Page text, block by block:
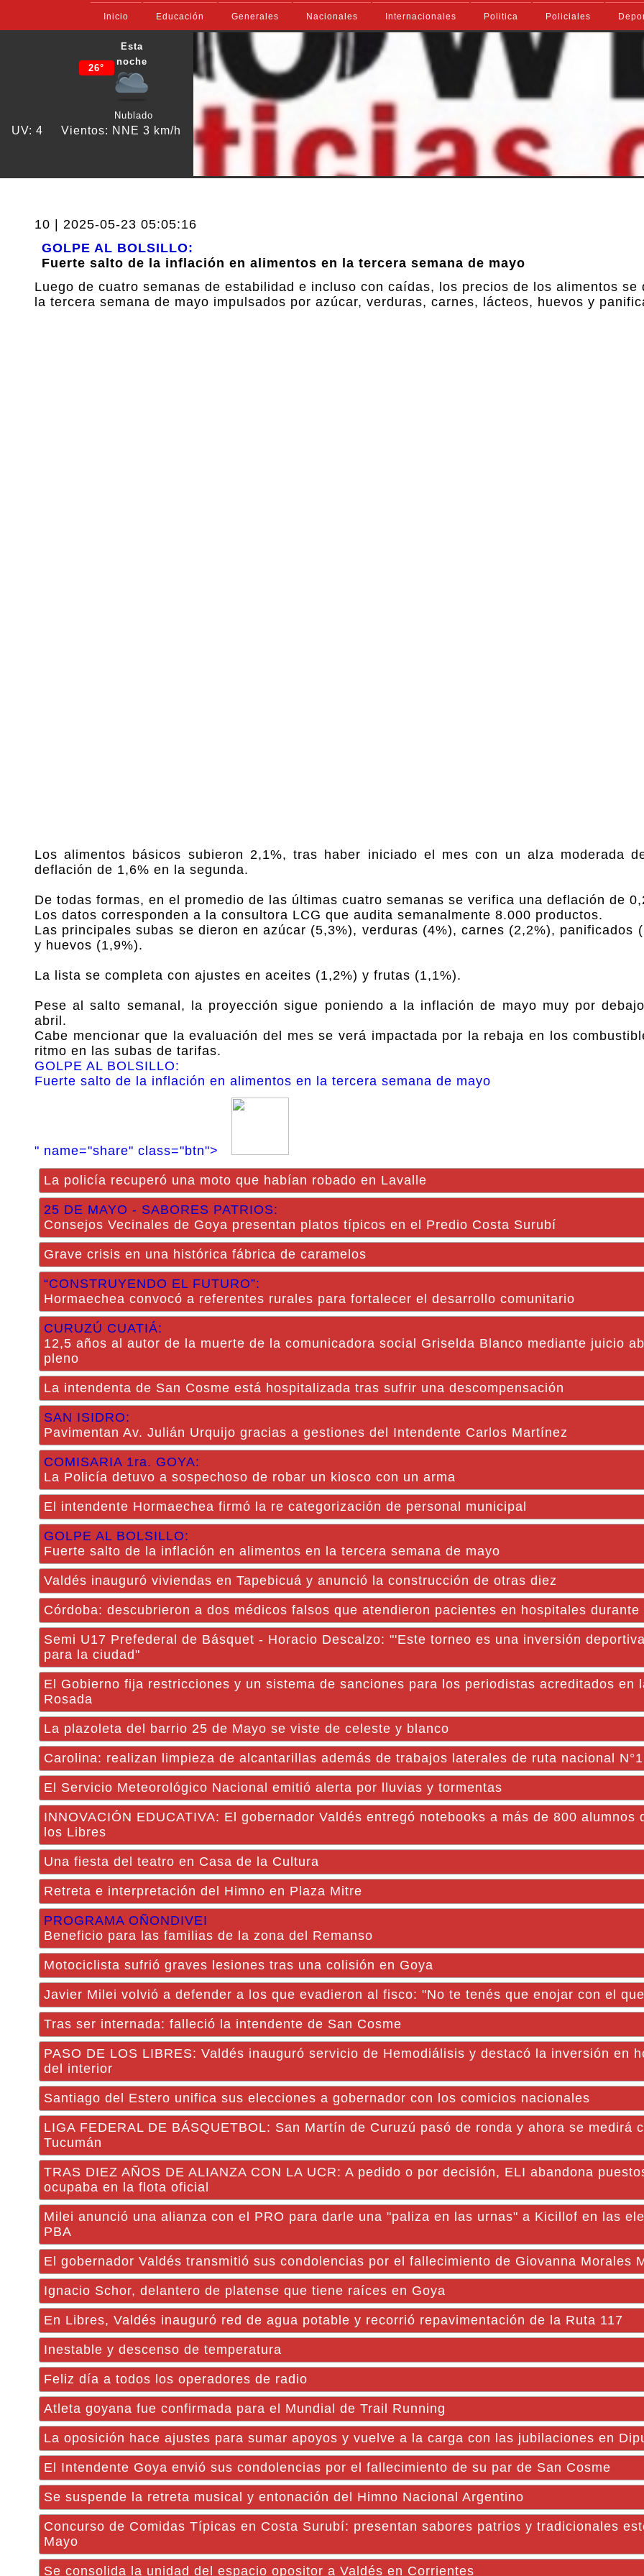
Inicio Educación Generales Nacionales Internacionales Politica Policiales
26°
Esta
noche
Nublado
UV: 4 Vientos: NNE 3 km/h
10 | 2025-05-23 05:05:16
GOLPE AL BOLSILLO:
Fuerte salto de la inflación en alimentos en la tercera semana de mayo
Luego de cuatro semanas de estabilidad e incluso con caídas, los precios de los alimentos se
la tercera semana de mayo impulsados por azúcar, verduras, carnes, lácteos, huevos y
Los alimentos básicos subieron 2,1%, tras haber iniciado el mes con un alza moderada
deflación de 1,6% en la segunda.
De todas formas, en el promedio de las últimas cuatro semanas se verifica una deflación de
Los datos corresponden a la consultora LCG que audita semanalmente 8.000 productos.
Las principales subas se dieron en azúcar (5,3%), verduras (4%), carnes (2,2%), panificados
y huevos (1,9%).
La lista se completa con ajustes en aceites (1,2%) y frutas (1,1%).
Pese al salto semanal, la proyección sigue poniendo a la inflación de mayo muy por
abril.
Cabe mencionar que la evaluación del mes se verá impactada por la rebaja en los
ritmo en las subas de tarifas.
GOLPE AL BOLSILLO:
Fuerte salto de la inflación en alimentos en la tercera semana de mayo
" name="share" class="btn">
La policía recuperó una moto que habían robado en Lavalle
25 DE MAYO - SABORES PATRIOS:
Consejos Vecinales de Goya presentan platos típicos en el Predio Costa Surubí
Grave crisis en una histórica fábrica de caramelos
“CONSTRUYENDO EL FUTURO”:
Hormaechea convocó a referentes rurales para fortalecer el desarrollo comunitario
CURUZÚ CUATIÁ:
12,5 años al autor de la muerte de la comunicadora social Griselda Blanco mediante juicio
pleno
La intendenta de San Cosme está hospitalizada tras sufrir una descompensación
SAN ISIDRO:
Pavimentan Av. Julián Urquijo gracias a gestiones del Intendente Carlos Martínez
COMISARIA 1ra. GOYA:
La Policía detuvo a sospechoso de robar un kiosco con un arma
El intendente Hormaechea firmó la re categorización de personal municipal
GOLPE AL BOLSILLO:
Fuerte salto de la inflación en alimentos en la tercera semana de mayo
Valdés inauguró viviendas en Tapebicuá y anunció la construcción de otras diez
Córdoba: descubrieron a dos médicos falsos que atendieron pacientes en hospitales durante
Semi U17 Prefederal de Básquet - Horacio Descalzo: "'Este torneo es una inversión
para la ciudad"
El Gobierno fija restricciones y un sistema de sanciones para los periodistas acreditados en
Rosada
La plazoleta del barrio 25 de Mayo se viste de celeste y blanco
Carolina: realizan limpieza de alcantarillas además de trabajos laterales de ruta nacional
El Servicio Meteorológico Nacional emitió alerta por lluvias y tormentas
INNOVACIÓN EDUCATIVA: El gobernador Valdés entregó notebooks a más de 800 alumnos
los Libres
Una fiesta del teatro en Casa de la Cultura
Retreta e interpretación del Himno en Plaza Mitre
PROGRAMA OÑONDIVEI
Beneficio para las familias de la zona del Remanso
Motociclista sufrió graves lesiones tras una colisión en Goya
Javier Milei volvió a defender a los que evadieron al fisco: "No te tenés que enojar con el
Tras ser internada: falleció la intendente de San Cosme
PASO DE LOS LIBRES: Valdés inauguró servicio de Hemodiálisis y destacó la inversión en
del interior
Santiago del Estero unifica sus elecciones a gobernador con los comicios nacionales
LIGA FEDERAL DE BÁSQUETBOL: San Martín de Curuzú pasó de ronda y ahora se medirá
Tucumán
TRAS DIEZ AÑOS DE ALIANZA CON LA UCR: A pedido o por decisión, ELI abandona
ocupaba en la flota oficial
Milei anunció una alianza con el PRO para darle una "paliza en las urnas" a Kicillof en las
PBA
El gobernador Valdés transmitió sus condolencias por el fallecimiento de Giovanna Morales
Ignacio Schor, delantero de platense que tiene raíces en Goya
En Libres, Valdés inauguró red de agua potable y recorrió repavimentación de la Ruta 117
Inestable y descenso de temperatura
Feliz día a todos los operadores de radio
Atleta goyana fue confirmada para el Mundial de Trail Running
La oposición hace ajustes para sumar apoyos y vuelve a la carga con las jubilaciones en
El Intendente Goya envió sus condolencias por el fallecimiento de su par de San Cosme
Se suspende la retreta musical y entonación del Himno Nacional Argentino
Concurso de Comidas Típicas en Costa Surubí: presentan sabores patrios y tradicionales
Mayo
Se consolida la unidad del espacio opositor a Valdés en Corrientes